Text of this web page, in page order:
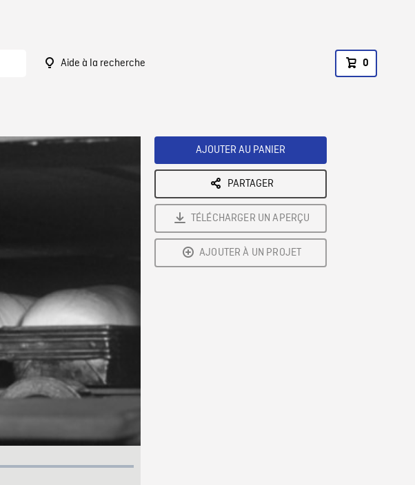
Aide à la recherche 0
AJOUTER AU PANIER
PARTAGER
TÉLÉCHARGER UN APERÇU
AJOUTER À UN PROJET